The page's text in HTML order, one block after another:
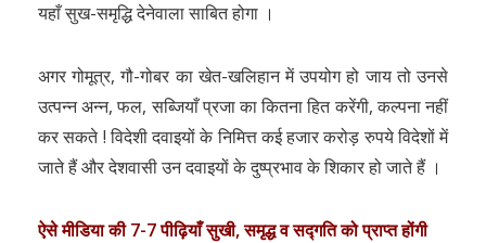
यहाँ सुख-समृद्धि देनेवाला साबित होगा ।
अगर गोमूत्र, गौ-गोबर का खेत-खलिहान में उपयोग हो जाय तो उनसे
उत्पन्न अन्न, फल, सब्जियाँ प्रजा का कितना हित करेंगी, कल्पना नहीं
कर सकते ! विदेशी दवाइयों के निमित्त कई हजार करोड़ रुपये विदेशों में
जाते हैं और देशवासी उन दवाइयों के दुष्प्रभाव के शिकार हो जाते हैं ।
ऐसे मीडिया की 7-7पीढ़ियाँ सुखी,समृद्ध व सद्गति को प्राप्त होंगी